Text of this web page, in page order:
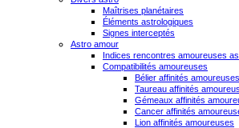
Maîtrises planétaires
Éléments astrologiques
Signes interceptés
Astro amour
Indices rencontres amoureuses
Compatibilités amoureuses
Bélier affinités amoureuses
Taureau affinités
Gémeaux affinités
Cancer affinités
Lion affinités amoureuses